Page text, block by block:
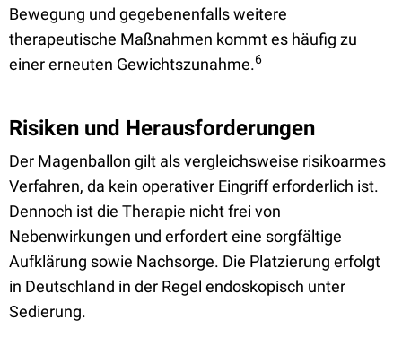
Bewegung und gegebenenfalls weitere
therapeutische Maßnahmen kommt es häufig zu
einer erneuten Gewichtszunahme.6
Risiken und Herausforderungen
Der Magenballon gilt als vergleichsweise risikoarmes
Verfahren, da kein operativer Eingriff erforderlich ist.
Dennoch ist die Therapie nicht frei von
Nebenwirkungen und erfordert eine sorgfältige
Aufklärung sowie Nachsorge. Die Platzierung erfolgt
in Deutschland in der Regel endoskopisch unter
Sedierung.